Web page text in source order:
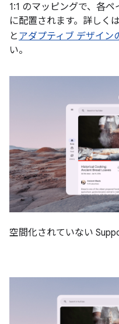
1:1 のマッピングで、各
に配置されます。詳しくは
と アダプティブ デザイン
い。
空間化されていない